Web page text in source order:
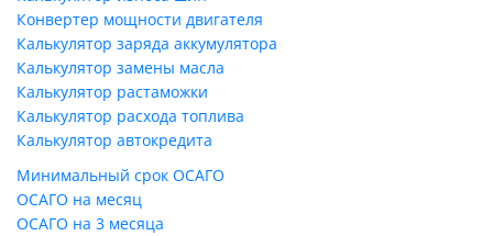
Конвертер мощности двигателя
Калькулятор заряда аккумулятора
Калькулятор замены масла
Калькулятор растаможки
Калькулятор расхода топлива
Калькулятор автокредита
Минимальный срок ОСАГО
ОСАГО на месяц
ОСАГО на 3 месяца